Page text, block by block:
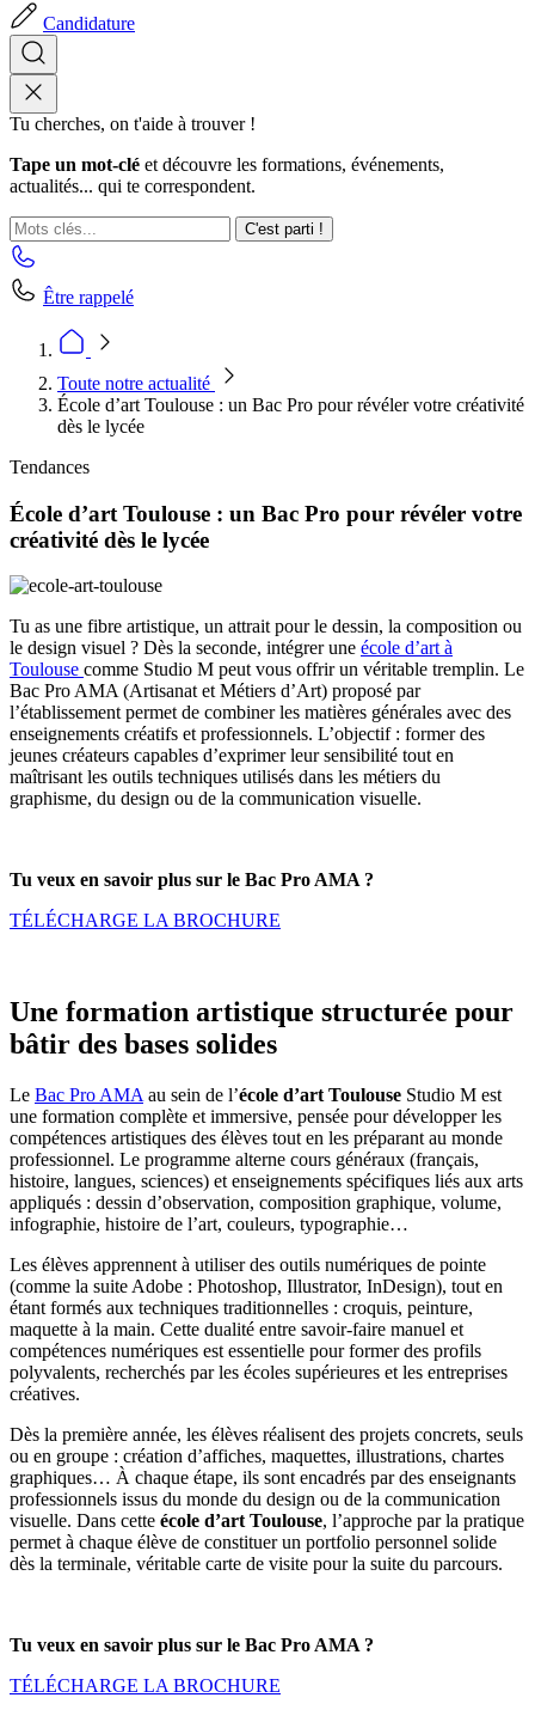
Candidature
Tu cherches, on t'aide à trouver !
Tape un mot-clé et découvre les formations, événements,
actualités... qui te correspondent.
C'est parti !
Être rappelé
Toute notre actualité
École d’art Toulouse : un Bac Pro pour révéler votre créativité
dès le lycée
Tendances
École d’art Toulouse : un Bac Pro pour révéler votre
créativité dès le lycée
Tu as une fibre artistique, un attrait pour le dessin, la composition ou
le design visuel ? Dès la seconde, intégrer une école d’art à
Toulouse comme Studio M peut vous offrir un véritable tremplin. Le
Bac Pro AMA (Artisanat et Métiers d’Art) proposé par
l’établissement permet de combiner les matières générales avec des
enseignements créatifs et professionnels. L’objectif : former des
jeunes créateurs capables d’exprimer leur sensibilité tout en
maîtrisant les outils techniques utilisés dans les métiers du
graphisme, du design ou de la communication visuelle.
Tu veux en savoir plus sur le Bac Pro AMA ?
TÉLÉCHARGE LA BROCHURE
Une formation artistique structurée pour
bâtir des bases solides
Le Bac Pro AMA au sein de l’école d’art Toulouse Studio M est
une formation complète et immersive, pensée pour développer les
compétences artistiques des élèves tout en les préparant au monde
professionnel. Le programme alterne cours généraux (français,
histoire, langues, sciences) et enseignements spécifiques liés aux arts
appliqués : dessin d’observation, composition graphique, volume,
infographie, histoire de l’art, couleurs, typographie…
Les élèves apprennent à utiliser des outils numériques de pointe
(comme la suite Adobe : Photoshop, Illustrator, InDesign), tout en
étant formés aux techniques traditionnelles : croquis, peinture,
maquette à la main. Cette dualité entre savoir-faire manuel et
compétences numériques est essentielle pour former des profils
polyvalents, recherchés par les écoles supérieures et les entreprises
créatives.
Dès la première année, les élèves réalisent des projets concrets, seuls
ou en groupe : création d’affiches, maquettes, illustrations, chartes
graphiques… À chaque étape, ils sont encadrés par des enseignants
professionnels issus du monde du design ou de la communication
visuelle. Dans cette école d’art Toulouse, l’approche par la pratique
permet à chaque élève de constituer un portfolio personnel solide
dès la terminale, véritable carte de visite pour la suite du parcours.
Tu veux en savoir plus sur le Bac Pro AMA ?
TÉLÉCHARGE LA BROCHURE